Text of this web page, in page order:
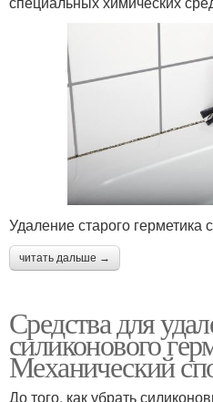
Удаление старого герметика
читать дальше →
Средства для
силиконового
Механический
До того, как убрать